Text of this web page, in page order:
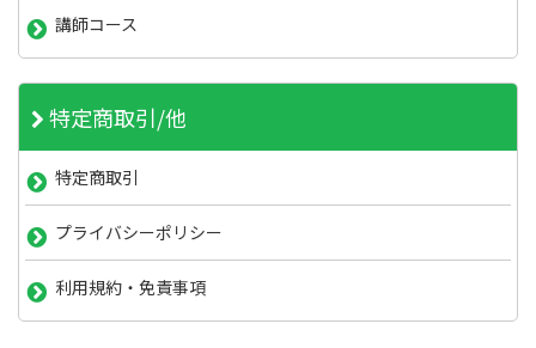
講師コース
特定商取引/他
特定商取引
プライバシーポリシー
利用規約・免責事項